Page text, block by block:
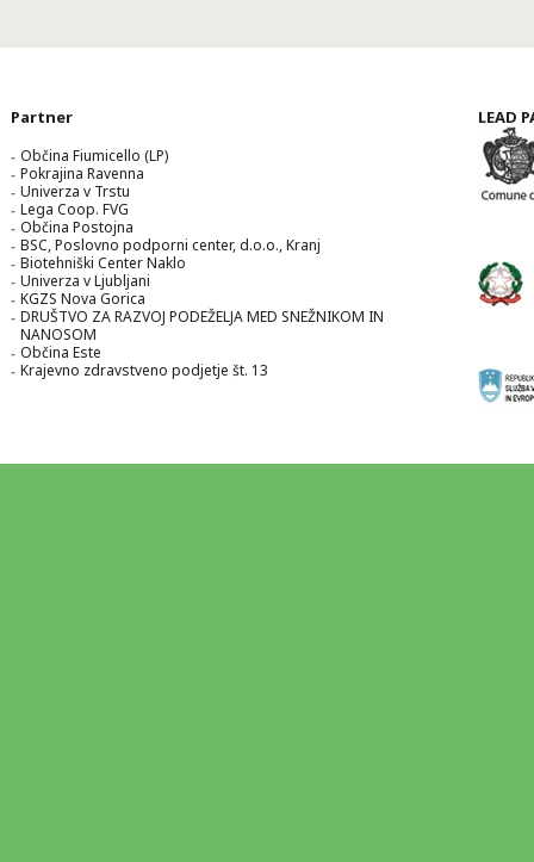
Partner
Občina Fiumicello (LP)
Pokrajina Ravenna
Univerza v Trstu
Lega Coop. FVG
Občina Postojna
BSC, Poslovno podporni center, d.o.o., Kranj
Biotehniški Center Naklo
Univerza v Ljubljani
KGZS Nova Gorica
DRUŠTVO ZA RAZVOJ PODEŽELJA MED SNEŽNIKOM IN
NANOSOM
Občina Este
Krajevno zdravstveno podjetje št. 13
LEAD